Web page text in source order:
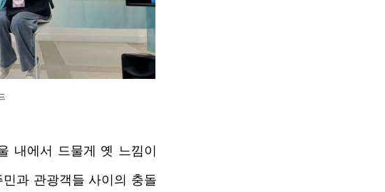
내에서 드물게 옛 느낌이
과 관광객들 사이의 충돌